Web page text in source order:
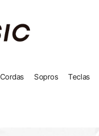
Cordas Sopros Teclas